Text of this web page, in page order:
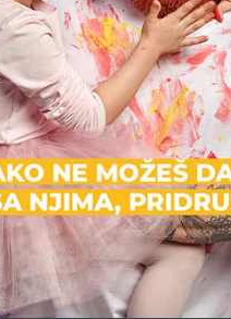
Pepeljuga
Tematska igraonica
Uzrast: 3-8